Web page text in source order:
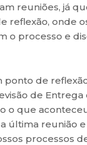
reuniões, já
reflexão, onde
o processo e
ponto de
de Entrega
o que
última reunião
processos